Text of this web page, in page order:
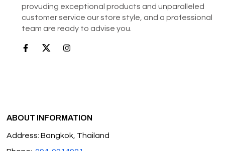
provuding exceptional products and unparalleled
customer service our store style, and a professional
team are ready to advise you.
ABOUT INFORMATION
Address: Bangkok, Thailand